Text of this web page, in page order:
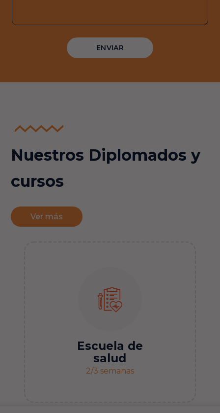
Nuestros Diplomados y
cursos
Ver más
Escuela de
salud
2/3 semanas